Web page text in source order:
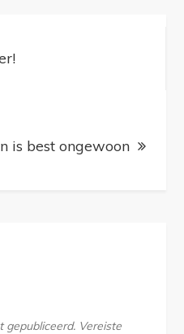
is best ongewoon
gepubliceerd. Vereiste